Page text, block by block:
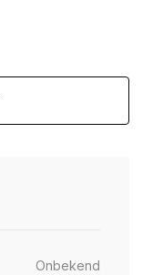
Onbekend